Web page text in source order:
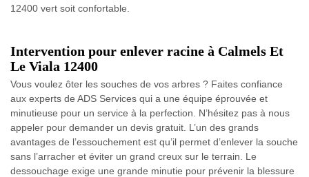
12400 vert soit confortable.
Intervention pour enlever racine à Calmels Et
Le Viala 12400
Vous voulez ôter les souches de vos arbres ? Faites confiance
aux experts de ADS Services qui a une équipe éprouvée et
minutieuse pour un service à la perfection. N’hésitez pas à nous
appeler pour demander un devis gratuit. L’un des grands
avantages de l’essouchement est qu’il permet d’enlever la souche
sans l’arracher et éviter un grand creux sur le terrain. Le
dessouchage exige une grande minutie pour prévenir la blessure